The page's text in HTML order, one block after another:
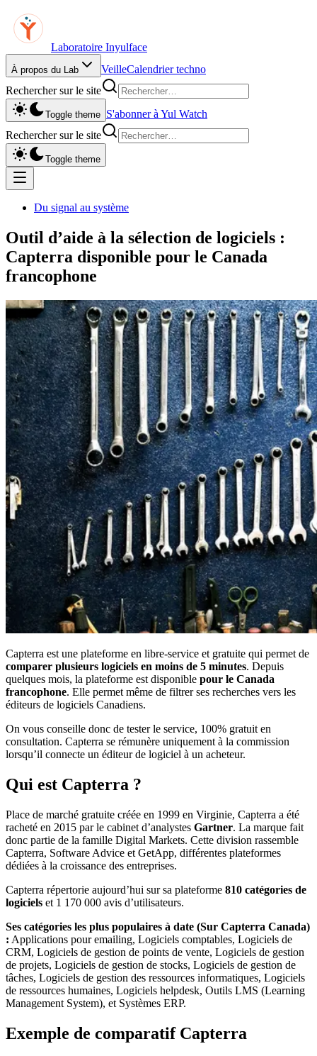
Laboratoire Inyulface
À propos du Lab VeilleCalendrier techno
Rechercher sur le site
Toggle theme S'abonner à Yul Watch
Rechercher sur le site
Toggle theme
Du signal au système
Outil d’aide à la sélection de logiciels :
Capterra disponible pour le Canada
francophone
Capterra est une plateforme en libre-service et gratuite qui permet de
comparer plusieurs logiciels en moins de 5 minutes. Depuis
quelques mois, la plateforme est disponible pour le Canada
francophone. Elle permet même de filtrer ses recherches vers les
éditeurs de logiciels Canadiens.
On vous conseille donc de tester le service, 100% gratuit en
consultation. Capterra se rémunère uniquement à la commission
lorsqu’il connecte un éditeur de logiciel à un acheteur.
Qui est Capterra ?
Place de marché gratuite créée en 1999 en Virginie, Capterra a été
racheté en 2015 par le cabinet d’analystes Gartner. La marque fait
donc partie de la famille Digital Markets. Cette division rassemble
Capterra, Software Advice et GetApp, différentes plateformes
dédiées à la croissance des entreprises.
Capterra répertorie aujourd’hui sur sa plateforme 810 catégories de
logiciels et 1 170 000 avis d’utilisateurs.
Ses catégories les plus populaires à date (Sur Capterra Canada)
: Applications pour emailing, Logiciels comptables, Logiciels de
CRM, Logiciels de gestion de points de vente, Logiciels de gestion
de projets, Logiciels de gestion de stocks, Logiciels de gestion de
tâches, Logiciels de gestion des ressources informatiques, Logiciels
de ressources humaines, Logiciels helpdesk, Outils LMS (Learning
Management System), et Systèmes ERP.
Exemple de comparatif Capterra